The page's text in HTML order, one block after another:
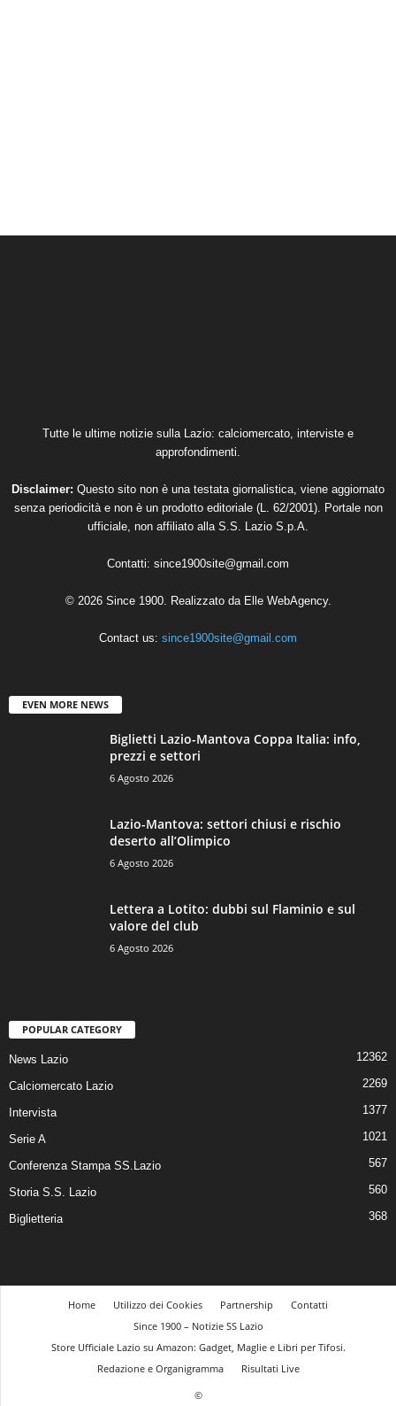
Tutte le ultime notizie sulla Lazio: calciomercato, interviste e
approfondimenti.
Disclaimer: Questo sito non è una testata giornalistica, viene aggiornato
senza periodicità e non è un prodotto editoriale (L. 62/2001). Portale non
ufficiale, non affiliato alla S.S. Lazio S.p.A.
Contatti: since1900site@gmail.com
© 2026 Since 1900. Realizzato da Elle WebAgency.
Contact us: since1900site@gmail.com
EVEN MORE NEWS
Biglietti Lazio-Mantova Coppa Italia: info,
prezzi e settori
6 Agosto 2026
Lazio-Mantova: settori chiusi e rischio
deserto all’Olimpico
6 Agosto 2026
Lettera a Lotito: dubbi sul Flaminio e sul
valore del club
6 Agosto 2026
POPULAR CATEGORY
News Lazio 12362
Calciomercato Lazio 2269
Intervista 1377
Serie A 1021
Conferenza Stampa SS.Lazio 567
Storia S.S. Lazio 560
Biglietteria 368
Home Utilizzo dei Cookies Partnership
Contatti
Since 1900 – Notizie SS Lazio
Store Ufficiale Lazio su Amazon: Gadget, Maglie e Libri per Tifosi.
Redazione e Organigramma
Risultati Live
©